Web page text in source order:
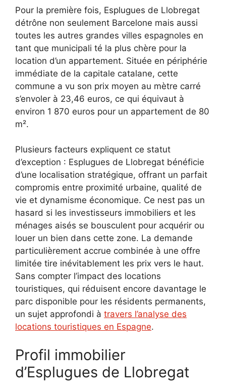
Pour la première fois, Esplugues de Llobregat
détrône non seulement Barcelone mais aussi
toutes les autres grandes villes espagnoles en
tant que municipali té la plus chère pour la
location d’un appartement. Située en périphérie
immédiate de la capitale catalane, cette
commune a vu son prix moyen au mètre carré
s’envoler à 23,46 euros, ce qui équivaut à
environ 1 870 euros pour un appartement de 80
m².
Plusieurs facteurs expliquent ce statut
d’exception : Esplugues de Llobregat bénéficie
d’une localisation stratégique, offrant un parfait
compromis entre proximité urbaine, qualité de
vie et dynamisme économique. Ce nest pas un
hasard si les investisseurs immobiliers et les
ménages aisés se bousculent pour acquérir ou
louer un bien dans cette zone. La demande
particulièrement accrue combinée à une offre
limitée tire inévitablement les prix vers le haut.
Sans compter l’impact des locations
touristiques, qui réduisent encore davantage le
parc disponible pour les résidents permanents,
un sujet approfondi à travers l’analyse des
locations touristiques en Espagne.
Profil immobilier
d’Esplugues de Llobregat